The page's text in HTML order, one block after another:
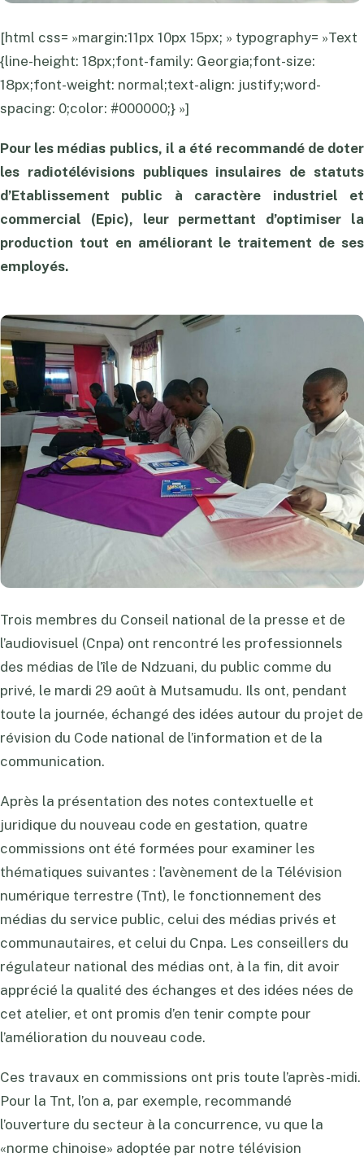
[html css= »margin:11px 10px 15px; » typography= »Text
{line-height: 18px;font-family: Georgia;font-size:
18px;font-weight: normal;text-align: justify;word-
spacing: 0;color: #000000;} »]
Pour les médias publics, il a été recommandé de doter
les radiotélévisions publiques insulaires de statuts
d’Etablissement public à caractère industriel et
commercial (Epic), leur permettant d’optimiser la
production tout en améliorant le traitement de ses
employés.
Trois membres du Conseil national de la presse et de
l’audiovisuel (Cnpa) ont rencontré les professionnels
des médias de l’île de Ndzuani, du public comme du
privé, le mardi 29 août à Mutsamudu. Ils ont, pendant
toute la journée, échangé des idées autour du projet de
révision du Code national de l’information et de la
communication.
Après la présentation des notes contextuelle et
juridique du nouveau code en gestation, quatre
commissions ont été formées pour examiner les
thématiques suivantes : l’avènement de la Télévision
numérique terrestre (Tnt), le fonctionnement des
médias du service public, celui des médias privés et
communautaires, et celui du Cnpa. Les conseillers du
régulateur national des médias ont, à la fin, dit avoir
apprécié la qualité des échanges et des idées nées de
cet atelier, et ont promis d’en tenir compte pour
l’amélioration du nouveau code.
Ces travaux en commissions ont pris toute l’après-midi.
Pour la Tnt, l’on a, par exemple, recommandé
l’ouverture du secteur à la concurrence, vu que la
«norme chinoise» adoptée par notre télévision